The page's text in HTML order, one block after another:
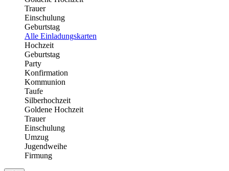
Trauer
Einschulung
Geburtstag
Alle Einladungskarten
Hochzeit
Geburtstag
Party
Konfirmation
Kommunion
Taufe
Silberhochzeit
Goldene Hochzeit
Trauer
Einschulung
Umzug
Jugendweihe
Firmung